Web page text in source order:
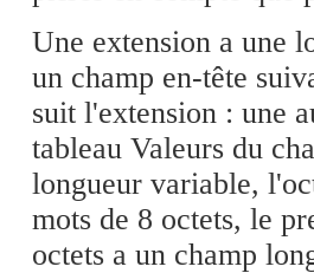
Une extension a une
un champ en-tête
suit l'extension : une
tableau Valeurs du
longueur variable,
mots de 8 octets, le
octets a un champ